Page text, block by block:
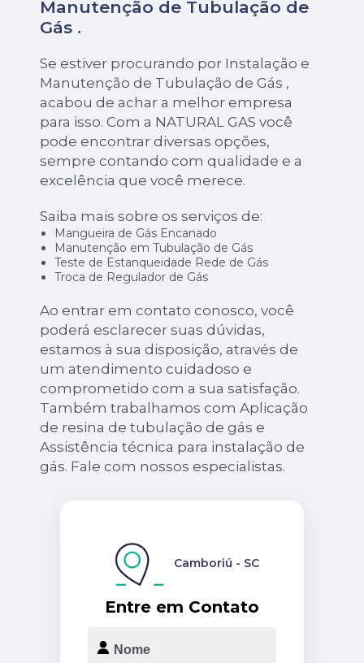
Manutenção de Tubulação de
Gás .
Se estiver procurando por Instalação e
Manutenção de Tubulação de Gás ,
acabou de achar a melhor empresa
para isso. Com a NATURAL GAS você
pode encontrar diversas opções,
sempre contando com qualidade e a
excelência que você merece.
Saiba mais sobre os serviços de:
Mangueira de Gás Encanado
Manutenção em Tubulação de Gás
Teste de Estanqueidade Rede de Gás
Troca de Regulador de Gás
Ao entrar em contato conosco, você
poderá esclarecer suas dúvidas,
estamos à sua disposição, através de
um atendimento cuidadoso e
comprometido com a sua satisfação.
Também trabalhamos com Aplicação
de resina de tubulação de gás e
Assistência técnica para instalação de
gás. Fale com nossos especialistas.
Entre em Contato
Camboriú - SC